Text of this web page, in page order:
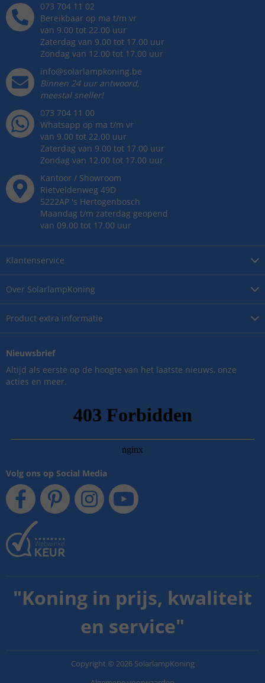
Over SolarlampKoning
Product extra informatie
Klantenservice
073 704 11 02
Bereikbaar op ma t/m vr
van 9.00 tot 22.00 uur
Zaterdag van 9.00 tot 17.00 uur
Zondag van 12.00 tot 17.00 uur
info@solarlampkoning.be
Binnen 24 uur antwoord,
meestal sneller!
073 704 11 00
Whatsapp op ma t/m vr
van 9.00 tot 22.00 uur
Zaterdag van 9.00 tot 17.00 uur
Zondag van 12.00 tot 17.00 uur
Kantoor / Showroom
Rietveldenweg 49D
5222AP 's Hertogenbosch
Maandag t/m zaterdag geopend
van 09.00 tot 17.00 uur
Nieuwsbrief
Altijd als eerste op de hoogte van het laatste nieuws, onze
acties en meer.
Volg ons op Social Media
"Koning in prijs, kwaliteit
en service"
Copyright © 2026 SolarlampKoning